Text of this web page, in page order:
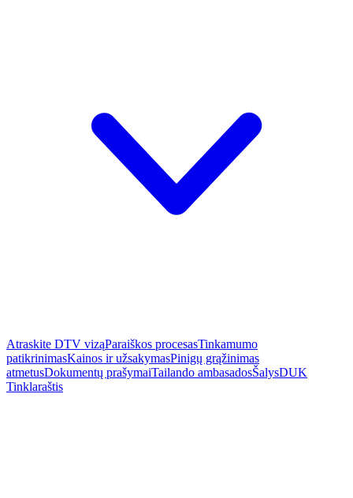
Atraskite DTV viząParaiškos procesasTinkamumo
patikrinimasKainos ir užsakymasPinigų grąžinimas
atmetusDokumentų prašymaiTailando ambasadosŠalysDUK
Tinklaraštis